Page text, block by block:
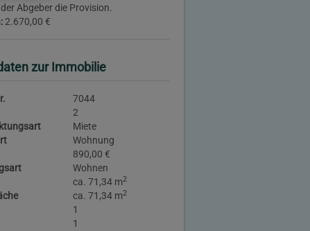
Abgeber die Provision.
2.670,00 €
zur Immobilie
7044
2
Miete
Wohnung
890,00 €
Wohnen
ca. 71,34 m2
ca. 71,34 m2
1
1